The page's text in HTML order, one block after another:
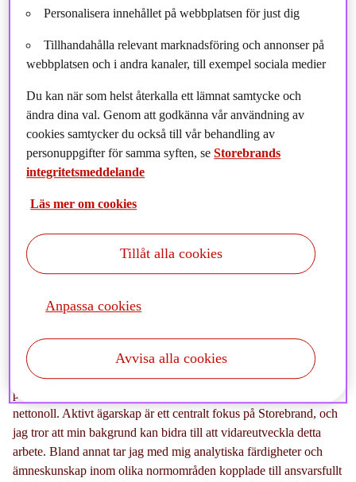
aktivt ägarskap.
teamet på Storebrand Asset Management tar Georg Präauer med
sig omfattande erfarenhet från internationella påverkansdialoger
och normbaserad analys. I följande intervju delar Georg med sig
av sina perspektiv på regulatoriska utvecklingar, effekterna av
aktivt ägarskap och vad som driver hans engagemang för
hållbarhet.
utmaningar, från miljöfrågor till mänskliga rättigheter. När du ser
tillbaka, vilka av dessa erfarenheter tror du kommer att vara mest
– I min tidigare roll som Engagement Manager på ISS STOXX
genomförde jag reaktiva påverkansdialoger på investerarkunders
vägnar med bolag som identifierats för kränkningar av globala
normer. Dessutom var jag involverad i proaktiva
påverkansdialoger inom flera hållbarhetsområden, såsom
nettonoll. Aktivt ägarskap är ett centralt fokus på Storebrand, och
jag tror att min bakgrund kan bidra till att vidareutveckla detta
arbete. Bland annat tar jag med mig analytiska färdigheter och
ämneskunskap inom olika normområden kopplade till ansvarsfullt
Personalisera innehållet på webbplatsen för just dig
Tillhandahålla relevant marknadsföring och annonser på
webbplatsen och i andra kanaler, till exempel sociala medier
Du kan när som helst återkalla ett lämnat samtycke och
ändra dina val. Genom att godkänna vår användning av
cookies samtycker du också till vår behandling av
personuppgifter för samma syften, seStorebrands
integritetsmeddelande
Läs mer om cookies
Anpassa cookies
Avvisa alla cookies
Tillåt alla cookies